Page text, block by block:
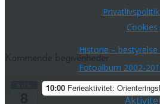
Historie –
Fotoalbum 2002-
Orienteringskort
10:00 Ferieaktivitet: